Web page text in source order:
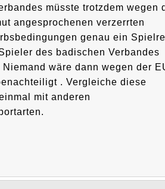
müsste trotzdem wegen
angesprochenen verzerrten
genau ein
des badischen Verbandes
wäre dann wegen der
. Vergleiche diese
mit anderen